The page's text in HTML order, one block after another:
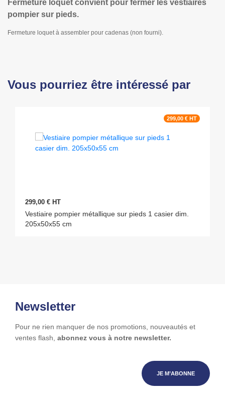
Fermeture loquet convient pour fermer les vestiaires
pompier sur pieds.
Fermeture loquet à assembler pour cadenas (non fourni).
Vous pourriez être intéressé par
299,00 € HT
299,00 € HT
Vestiaire pompier métallique sur pieds 1 casier dim.
205x50x55 cm
Newsletter
Pour ne rien manquer de nos promotions, nouveautés et
ventes flash, abonnez vous à notre newsletter.
JE M’ABONNE